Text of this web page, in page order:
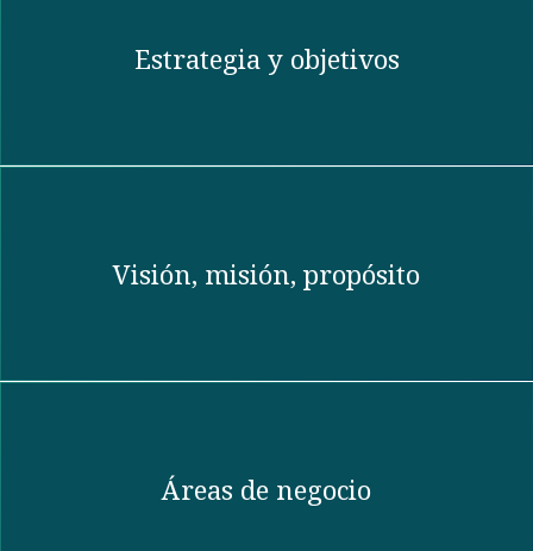
Estrategia y objetivos
Visión, misión, propósito​
Áreas de negocio